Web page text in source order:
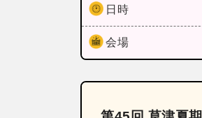
日時
会場